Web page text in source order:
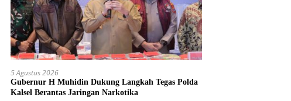
5 Agustus 2026
Gubernur H Muhidin Dukung Langkah Tegas Polda
Kalsel Berantas Jaringan Narkotika